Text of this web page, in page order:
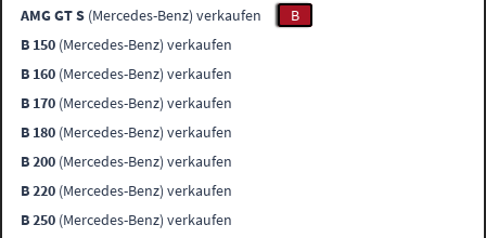
AMG GT S (Mercedes-Benz) verkaufen
B
B 150 (Mercedes-Benz) verkaufen
B 160 (Mercedes-Benz) verkaufen
B 170 (Mercedes-Benz) verkaufen
B 180 (Mercedes-Benz) verkaufen
B 200 (Mercedes-Benz) verkaufen
B 220 (Mercedes-Benz) verkaufen
B 250 (Mercedes-Benz) verkaufen